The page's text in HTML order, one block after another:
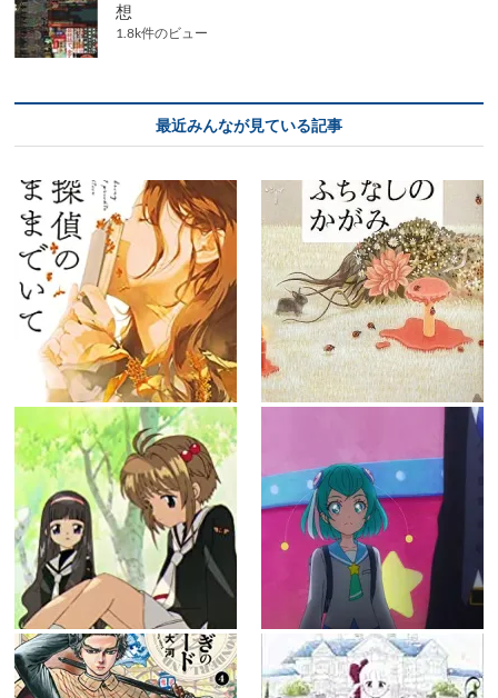
想
1.8k件のビュー
最近みんなが見ている記事